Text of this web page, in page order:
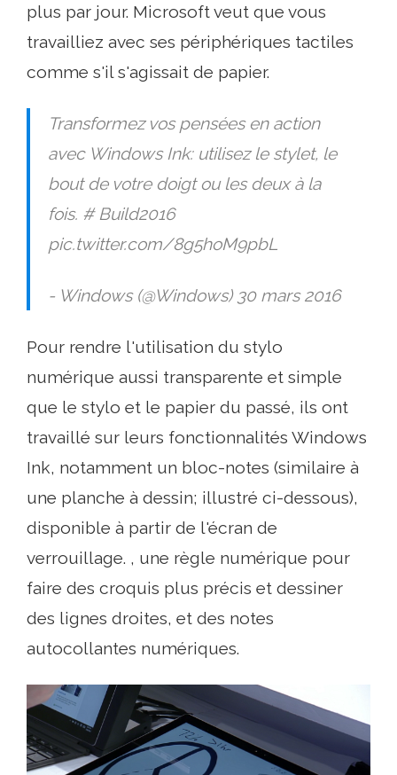
plus par jour. Microsoft veut que vous
travailliez avec ses périphériques tactiles
comme s'il s'agissait de papier.
Transformez vos pensées en action
avec Windows Ink: utilisez le stylet, le
bout de votre doigt ou les deux à la
fois. # Build2016
pic.twitter.com/8g5hoM9pbL
- Windows (@Windows) 30 mars 2016
Pour rendre l'utilisation du stylo
numérique aussi transparente et simple
que le stylo et le papier du passé, ils ont
travaillé sur leurs fonctionnalités Windows
Ink, notamment un bloc-notes (similaire à
une planche à dessin; illustré ci-dessous),
disponible à partir de l'écran de
verrouillage. , une règle numérique pour
faire des croquis plus précis et dessiner
des lignes droites, et des notes
autocollantes numériques.